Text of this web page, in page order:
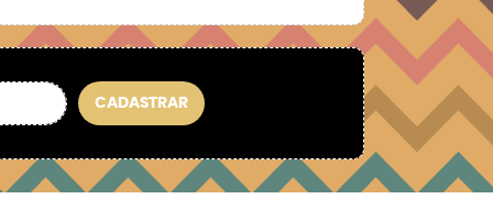
CADASTRAR